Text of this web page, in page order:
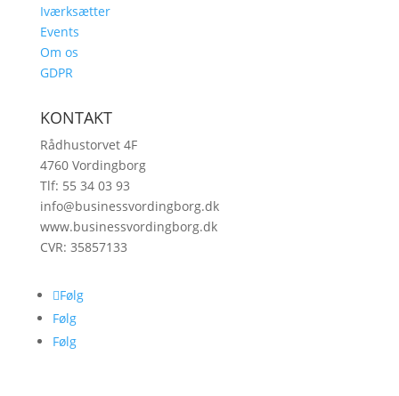
Iværksætter
Events
Om os
GDPR
KONTAKT
Rådhustorvet 4F
4760 Vordingborg
Tlf: 55 34 03 93
info@businessvordingborg.dk
www.businessvordingborg.dk
CVR: 35857133
Følg
Følg
Følg